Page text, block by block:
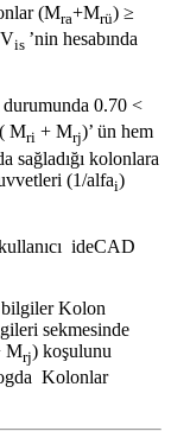
(Mra+Mrü) ≥
is ’nin hesabında
durumunda 0.70 <
Mri + Mrj)’ ün hem
sağladığı kolonlara
(1/alfai)
ideCAD
Kolon
sekmesinde
Mrj) koşulunu
Kolonlar